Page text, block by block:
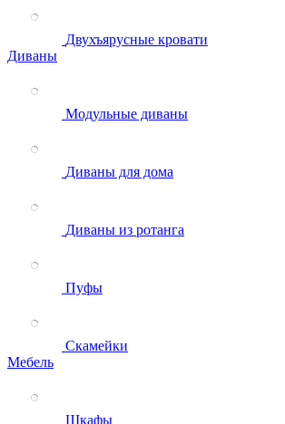
Двухъярусные кровати
Диваны
Модульные диваны
Диваны для дома
Диваны из ротанга
Пуфы
Скамейки
Мебель
Шкафы